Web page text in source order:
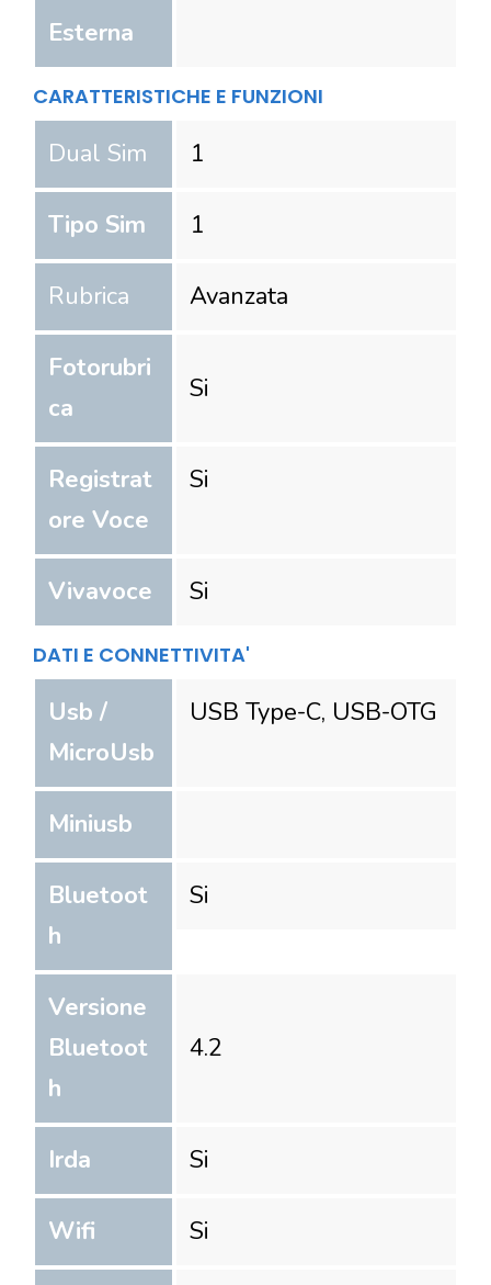
Esterna
CARATTERISTICHE E FUNZIONI
Dual Sim 1
Tipo Sim 1
Rubrica Avanzata
Fotorubri
ca
Si
Registrat
ore Voce
Si
Vivavoce Si
DATI E CONNETTIVITA'
Usb /
MicroUsb
USB Type-C, USB-OTG
Miniusb
Bluetoot
h
Si
Versione
Bluetoot
h
4.2
Irda Si
Wifi Si